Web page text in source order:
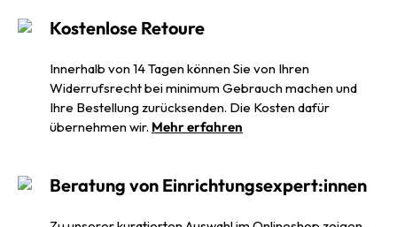
Kostenlose Retoure
Innerhalb von 14 Tagen können Sie von Ihren
Widerrufsrecht bei minimum Gebrauch machen und
Ihre Bestellung zurücksenden. Die Kosten dafür
übernehmen wir. Mehr erfahren
Beratung von Einrichtungsexpert:innen